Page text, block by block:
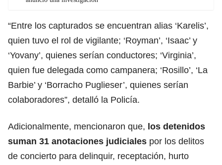
“Entre los capturados se encuentran alias ‘Karelis’,
quien tuvo el rol de vigilante; ‘Royman’, ‘Isaac’ y
‘Yovany’, quienes serían conductores; ‘Virginia’,
quien fue delegada como campanera; ‘Rosillo’, ‘La
Barbie’ y ‘Borracho Puglieser’, quienes serían
colaboradores”, detalló la Policía.
Adicionalmente, mencionaron que, los detenidos
suman 31 anotaciones judiciales por los delitos
de concierto para delinquir, receptación, hurto